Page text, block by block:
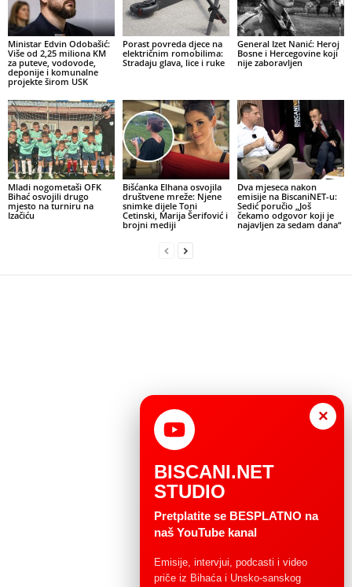
Ministar Edvin Odobašić:
Više od 2,25 miliona KM
za puteve, vodovode,
deponije i komunalne
projekte širom USK
Porast povreda djece na
električnim romobilima:
Stradaju glava, lice i ruke
General Izet Nanić: Heroj
Bosne i Hercegovine koji
nije zaboravljen
Mladi nogometaši OFK
Bihać osvojili drugo
mjesto na turniru na
Izačiću
Bišćanka Elhana osvojila
društvene mreže: Njene
snimke dijele Toni
Cetinski, Marija Šerifović i
brojni mediji
Dva mjeseca nakon
emisije na BiscaniNET-u:
Sedić poručio „Još
čekamo odgovor koji je
najavljen za sedam dana“
×
BISCANI.NET
STUDIO
Pretplatite se BESPLATNO na
naš YouTube kanal
Emisije, intervjui, podcasti i video
priče iz Bihaća i Unsko-sanskog